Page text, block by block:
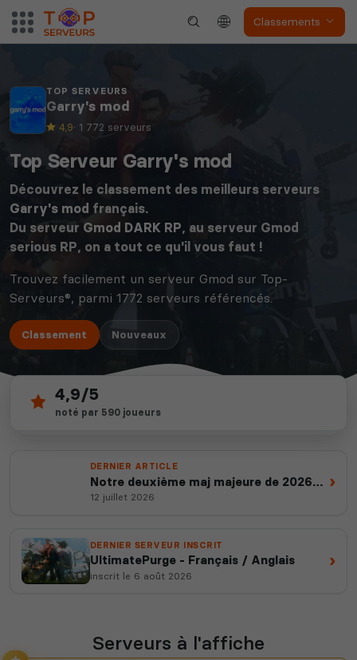
Classements
TOP SERVEURS
Garry's mod
4,9· 1 772 serveurs
Top Serveur Garry's mod
Découvrez le classement des meilleurs serveurs
Garry's mod français.
Du serveur Gmod DARK RP, au serveur Gmod
serious RP, on a tout ce qu'il vous faut !
Trouvez facilement un serveur Gmod sur Top-
Serveurs®, parmi 1772 serveurs référencés.
Classement Nouveaux
1 772
serveurs actifs
depuis 2012
4,9/5
noté par 590 joueurs
DERNIER ARTICLE
Notre deuxième maj majeure de 2026
est en ligne
12 juillet 2026
›
DERNIER SERVEUR INSCRIT
UltimatePurge - Français / Anglais
inscrit le 6 août 2026
›
Serveurs à l'affiche